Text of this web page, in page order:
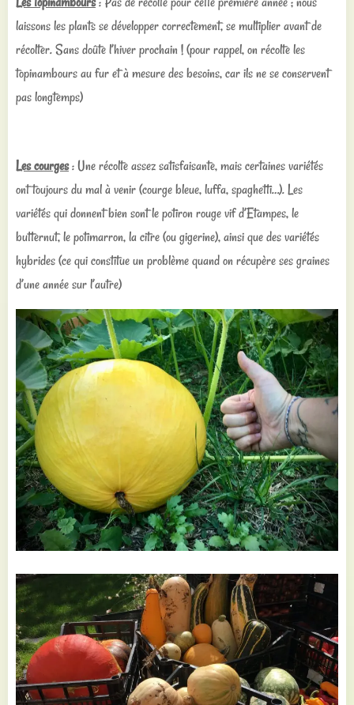
laissons les plants se développer correctement, se multiplier avant de
récolter. Sans doûte l’hiver prochain ! (pour rappel, on récolte les
topinambours au fur et à mesure des besoins, car ils ne se conservent
pas longtemps)
Les courges: Une récolte assez satisfaisante, mais certaines variétés
ont toujours du mal à venir (courge bleue, luffa, spaghetti…). Les
variétés qui donnent bien sont le potiron rouge vif d’Etampes, le
butternut, le potimarron, la citre (ou gigerine), ainsi que des variétés
hybrides (ce qui constitue un problème quand on récupère ses graines
d’une année sur l’autre)